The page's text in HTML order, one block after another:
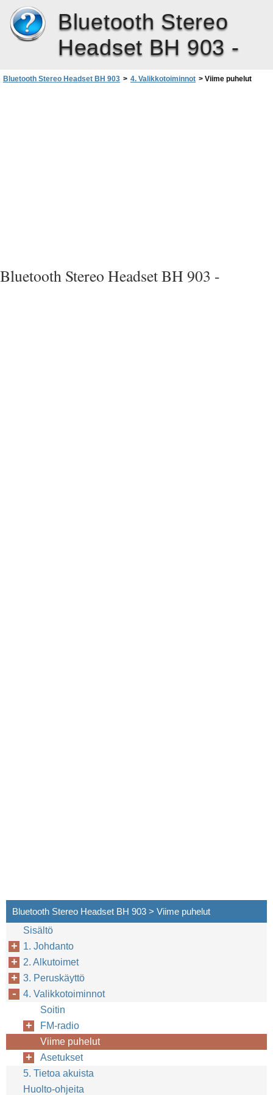
Bluetooth Stereo
Headset BH 903 -
Bluetooth Stereo Headset BH 903 > 4. Valikkotoiminnot > Viime puhelut
Bluetooth Stereo Headset BH 903 -
Bluetooth Stereo Headset BH 903 > Viime puhelut
Sisältö
1. Johdanto
2. Alkutoimet
3. Peruskäyttö
4. Valikkotoiminnot
Soitin
FM-radio
Viime puhelut
Asetukset
5. Tietoa akuista
Huolto-ohjeita